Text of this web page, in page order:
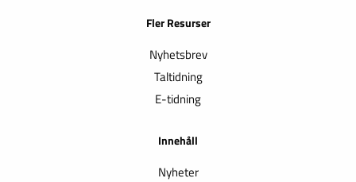
Fler Resurser
Nyhetsbrev
Taltidning
E-tidning
Innehåll
Nyheter